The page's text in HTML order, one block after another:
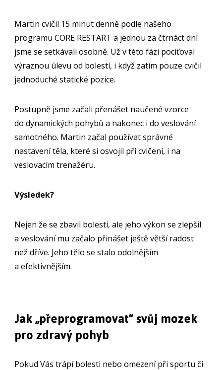
Martin cvičil 15 minut denně podle našeho
programu CORE RESTART a jednou za čtrnáct dní
jsme se setkávali osobně. Už v této fázi pociťoval
výraznou úlevu od bolestí, i když zatím pouze cvičil
jednoduché statické pozice.
Postupně jsme začali přenášet naučené vzorce
do dynamických pohybů a nakonec i do veslování
samotného. Martin začal používat správné
nastavení těla, které si osvojil při cvičení, i na
veslovacím trenažéru.
Výsledek?
Nejen že se zbavil bolestí, ale jeho výkon se zlepšil
a veslování mu začalo přinášet ještě větší radost
než dříve. Jeho tělo se stalo odolnějším
a efektivnějším.
Jak „přeprogramovat“ svůj mozek
pro zdravý pohyb
Pokud Vás trápí bolesti nebo omezení při sportu či